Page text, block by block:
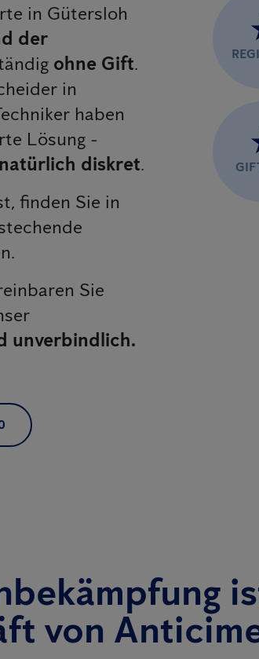
in Gütersloh
der
ohne Gift.
in
haben
Lösung -
diskret.
finden Sie in
Sie
unverbindlich.
von